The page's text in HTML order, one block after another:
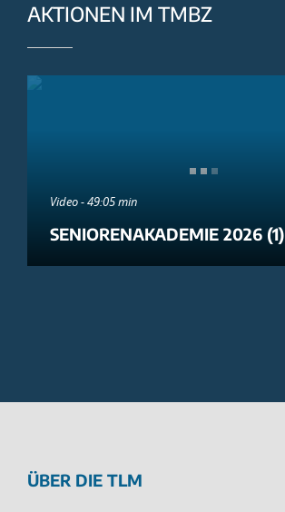
AKTIONEN IM TMBZ
Video - 49:05 min
SENIORENAKADEMIE 2026 (1)
ÜBER DIE TLM